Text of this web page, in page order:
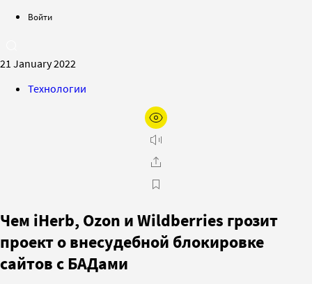
Войти
21 January 2022
Технологии
Чем iHerb, Ozon и Wildberries грозит
проект о внесудебной блокировке
сайтов с БАДами